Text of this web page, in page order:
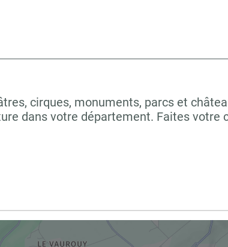
cirques, monuments, parcs et
dans votre département. Faites votre